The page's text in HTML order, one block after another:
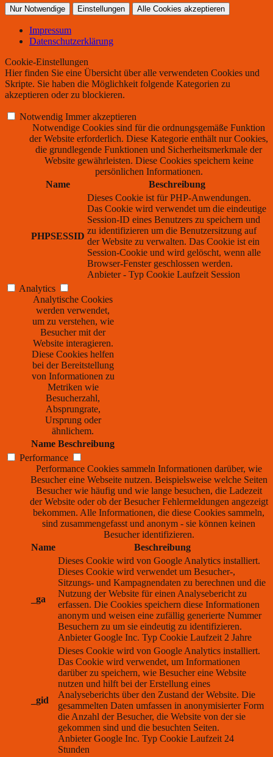
Nur Notwendige Einstellungen Alle Cookies akzeptieren
Impressum
Datenschutzerklärung
Cookie-Einstellungen
Hier finden Sie eine Übersicht über alle verwendeten Cookies und
Skripte. Sie haben die Möglichkeit folgende Kategorien zu
akzeptieren oder zu blockieren.
Notwendig Immer akzeptieren
Notwendige Cookies sind für die ordnungsgemäße Funktion
der Website erforderlich. Diese Kategorie enthält nur Cookies,
die grundlegende Funktionen und Sicherheitsmerkmale der
Website gewährleisten. Diese Cookies speichern keine
persönlichen Informationen.
Name
Beschreibung
PHPSESSID
Dieses Cookie ist für PHP-Anwendungen.
Das Cookie wird verwendet um die eindeutige
Session-ID eines Benutzers zu speichern und
zu identifizieren um die Benutzersitzung auf
der Website zu verwalten. Das Cookie ist ein
Session-Cookie und wird gelöscht, wenn alle
Browser-Fenster geschlossen werden.
Anbieter - Typ Cookie Laufzeit Session
Analytics
Analytische Cookies
werden verwendet,
um zu verstehen, wie
Besucher mit der
Website interagieren.
Diese Cookies helfen
bei der Bereitstellung
von Informationen zu
Metriken wie
Besucherzahl,
Absprungrate,
Ursprung oder
ähnlichem.
Name Beschreibung
Performance
Performance Cookies sammeln Informationen darüber, wie
Besucher eine Webseite nutzen. Beispielsweise welche Seiten
Besucher wie häufig und wie lange besuchen, die Ladezeit
der Website oder ob der Besucher Fehlermeldungen angezeigt
bekommen. Alle Informationen, die diese Cookies sammeln,
sind zusammengefasst und anonym - sie können keinen
Besucher identifizieren.
Name
Beschreibung
_ga
Dieses Cookie wird von Google Analytics installiert.
Dieses Cookie wird verwendet um Besucher-,
Sitzungs- und Kampagnendaten zu berechnen und die
Nutzung der Website für einen Analysebericht zu
erfassen. Die Cookies speichern diese Informationen
anonym und weisen eine zufällig generierte Nummer
Besuchern zu um sie eindeutig zu identifizieren.
Anbieter Google Inc. Typ Cookie Laufzeit 2 Jahre
_gid
Dieses Cookie wird von Google Analytics installiert.
Das Cookie wird verwendet, um Informationen
darüber zu speichern, wie Besucher eine Website
nutzen und hilft bei der Erstellung eines
Analyseberichts über den Zustand der Website. Die
gesammelten Daten umfassen in anonymisierter Form
die Anzahl der Besucher, die Website von der sie
gekommen sind und die besuchten Seiten.
Anbieter Google Inc. Typ Cookie Laufzeit 24
Stunden